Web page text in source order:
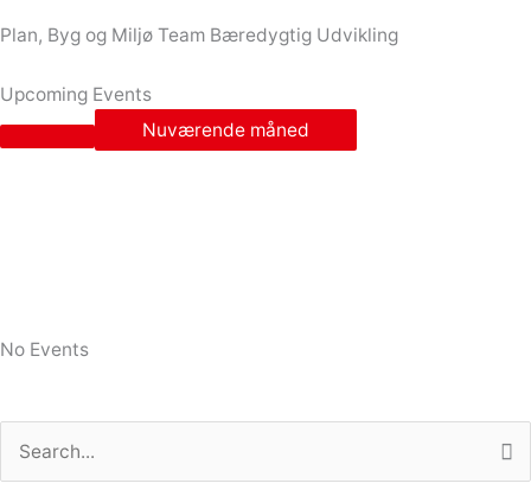
Plan, Byg og Miljø Team Bæredygtig Udvikling
Upcoming Events
Nuværende måned
No Events
Søg
efter: